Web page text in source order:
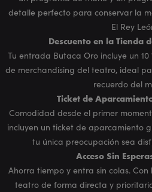
detalle perfecto para conservar la
El Rey
Descuento en la Tienda
Tu entrada Butaca Oro incluye un
de merchandising del teatro, ideal
recuerdo del
Ticket de
Comodidad desde el primer
incluyen un ticket de aparcamiento
tu única preocupación sea
Acceso Sin
Ahorra tiempo y entra sin colas.
teatro de forma directa y